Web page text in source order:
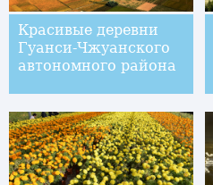
Красивые деревни
Гуанси-Чжуанского
автономного района